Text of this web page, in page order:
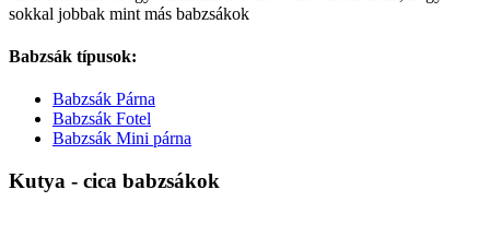
sokkal jobbak mint más babzsákok
Babzsák típusok:
Babzsák Párna
Babzsák Fotel
Babzsák Mini párna
Kutya - cica babzsákok